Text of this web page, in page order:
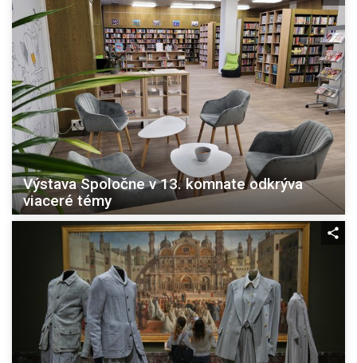
Výstava Spoločne v 13. komnate odkrýva
viaceré témy